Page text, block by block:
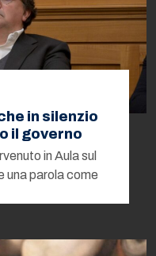
in silenzio
il governo
in Aula sul
una parola come